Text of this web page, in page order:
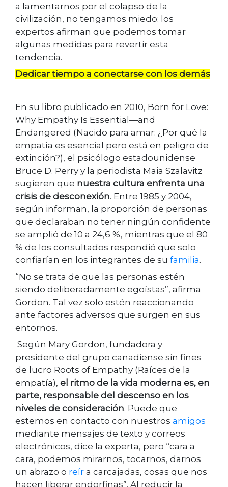
a lamentarnos por el colapso de la
civilización, no tengamos miedo: los
expertos afirman que podemos tomar
algunas medidas para revertir esta
tendencia.
Dedicar tiempo a conectarse con los demás
En su libro publicado en 2010, Born for Love:
Why Empathy Is Essential—and
Endangered (Nacido para amar: ¿Por qué la
empatía es esencial pero está en peligro de
extinción?), el psicólogo estadounidense
Bruce D. Perry y la periodista Maia Szalavitz
sugieren que nuestra cultura enfrenta una
crisis de desconexión. Entre 1985 y 2004,
según informan, la proporción de personas
que declaraban no tener ningún confidente
se amplió de 10 a 24,6 %, mientras que el 80
% de los consultados respondió que solo
confiarían en los integrantes de su familia.
“No se trata de que las personas estén
siendo deliberadamente egoístas”, afirma
Gordon. Tal vez solo estén reaccionando
ante factores adversos que surgen en sus
entornos.
Según Mary Gordon, fundadora y
presidente del grupo canadiense sin fines
de lucro Roots of Empathy (Raíces de la
empatía), el ritmo de la vida moderna es, en
parte, responsable del descenso en los
niveles de consideración. Puede que
estemos en contacto con nuestros amigos
mediante mensajes de texto y correos
electrónicos, dice la experta, pero “cara a
cara, podemos mirarnos, tocarnos, darnos
un abrazo o reír a carcajadas, cosas que nos
hacen liberar endorfinas”. Al reducir la